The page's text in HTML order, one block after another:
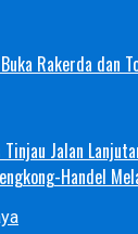
Rakerda dan
Jalan
Handel